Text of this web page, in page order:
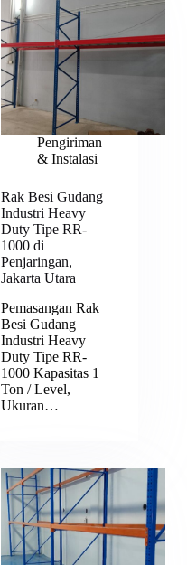
Pengiriman
& Instalasi
Rak Besi Gudang
Industri Heavy
Duty Tipe RR-
1000 di
Penjaringan,
Jakarta Utara
Pemasangan Rak
Besi Gudang
Industri Heavy
Duty Tipe RR-
1000 Kapasitas 1
Ton / Level,
Ukuran…